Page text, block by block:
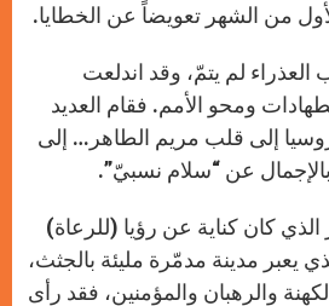
من الشهر تعويضاً عن الخطايا.
لم يتمّ، وقد اندلعت
ومحو الأمم. فقام العديد
إلى قلب مريم الطاهر… إلى
بالإجمال عن “سلام نسبيّ”.
الذي كان كناية عن رؤيا (للرعاة)
يعبر مدينة مدمّرة مليئة بالجثث،
والرهبان والمؤمنين، فقد رأى